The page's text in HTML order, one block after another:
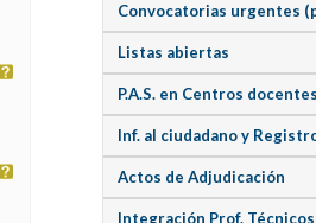
Convocatorias urgentes
Listas abiertas
P.A.S. en Centros docentes
Inf. al ciudadano y
Actos de Adjudicación
Integración Prof. Técnicos